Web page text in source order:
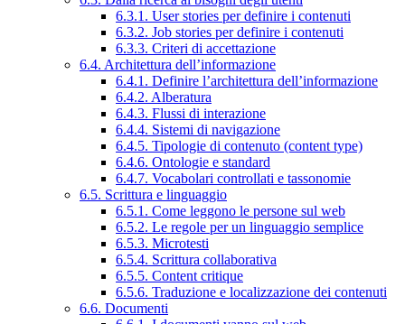
6.3.1. User stories per definire i contenuti
6.3.2. Job stories per definire i contenuti
6.3.3. Criteri di accettazione
6.4. Architettura dell’informazione
6.4.1. Definire l’architettura dell’informazione
6.4.2. Alberatura
6.4.3. Flussi di interazione
6.4.4. Sistemi di navigazione
6.4.5. Tipologie di contenuto (content type)
6.4.6. Ontologie e standard
6.4.7. Vocabolari controllati e tassonomie
6.5. Scrittura e linguaggio
6.5.1. Come leggono le persone sul web
6.5.2. Le regole per un linguaggio semplice
6.5.3. Microtesti
6.5.4. Scrittura collaborativa
6.5.5. Content critique
6.5.6. Traduzione e localizzazione dei contenuti
6.6. Documenti